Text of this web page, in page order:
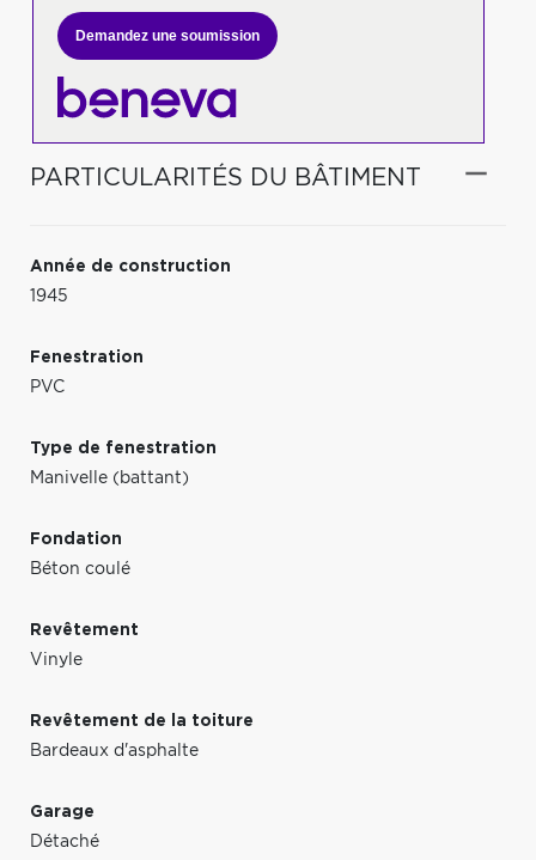
Demandez une soumission
PARTICULARITÉS DU BÂTIMENT
Année de construction
1945
Fenestration
PVC
Type de fenestration
Manivelle (battant)
Fondation
Béton coulé
Revêtement
Vinyle
Revêtement de la toiture
Bardeaux d'asphalte
Garage
Détaché